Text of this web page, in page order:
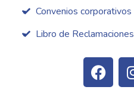
Convenios corporativos
Libro de Reclamaciones